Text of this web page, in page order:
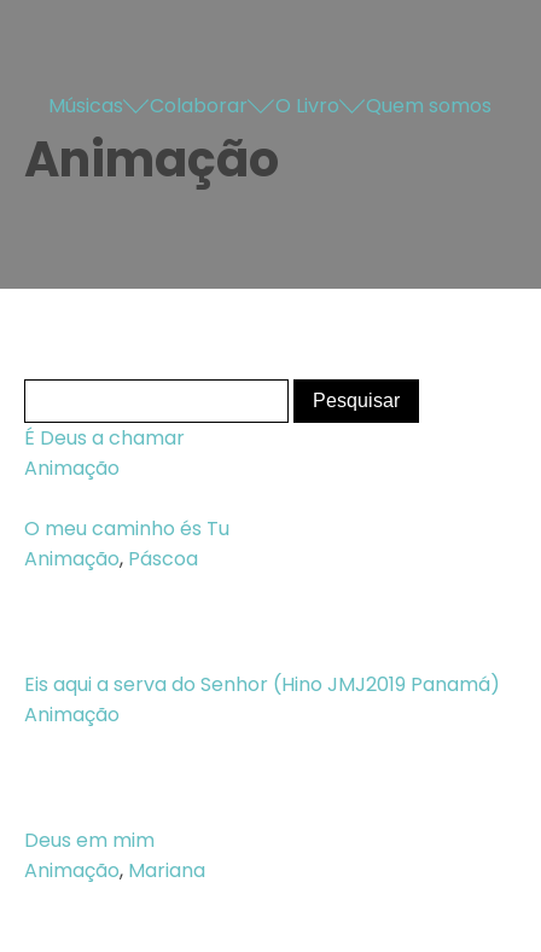
Músicas Colaborar O Livro Quem somos
Animação
É Deus a chamar
Animação
O meu caminho és Tu
Animação, Páscoa
Eis aqui a serva do Senhor (Hino JMJ2019 Panamá)
Animação
Deus em mim
Animação, Mariana